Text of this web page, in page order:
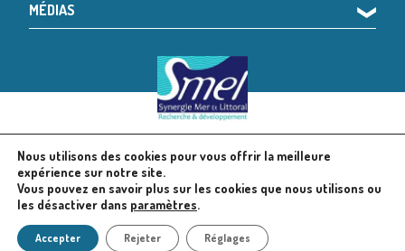
MÉDIAS ❯
© 2024 SMEL Mentions légales
Politique en matière de cookies
Nous utilisons des cookies pour vous offrir la meilleure
expérience sur notre site.
Vous pouvez en savoir plus sur les cookies que nous utilisons ou
les désactiver dans paramètres.
Accepter Rejeter Réglages